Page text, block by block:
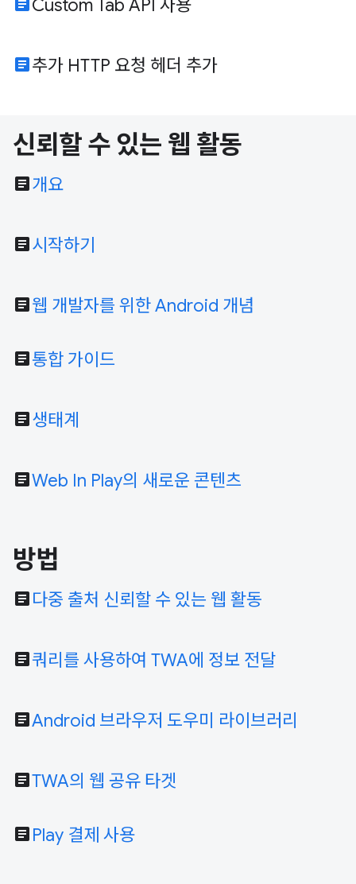
article Custom Tab API 사용
article추가 HTTP 요청 헤더 추가
신뢰할 수 있는 웹 활동
article개요
article시작하기
article웹 개발자를 위한 Android 개념
article통합 가이드
article생태계
articleWeb In Play의 새로운 콘텐츠
방법
article 다중 출처 신뢰할 수 있는 웹 활동
article쿼리를 사용하여 TWA에 정보 전달
articleAndroid 브라우저 도우미 라이브러리
articleTWA의 웹 공유 타겟
article Play 결제 사용